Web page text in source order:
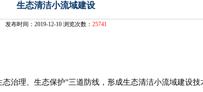
生态清洁小流域建设
发布时间：2019-12-10 浏览次数： 25741
治理、生态保护”三道防线，形成生态清洁小流域建设